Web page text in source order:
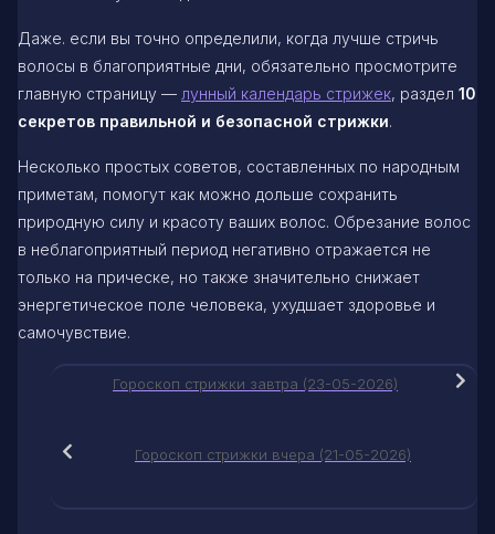
Даже. если вы точно определили, когда лучше стричь
волосы в благоприятные дни, обязательно просмотрите
главную страницу — лунный календарь стрижек, раздел 10
секретов правильной и безопасной стрижки.
Несколько простых советов, составленных по народным
приметам, помогут как можно дольше сохранить
природную силу и красоту ваших волос. Обрезание волос
в неблагоприятный период негативно отражается не
только на прическе, но также значительно снижает
энергетическое поле человека, ухудшает здоровье и
самочувствие.
Гороскоп стрижки завтра (23-05-2026)
Гороскоп стрижки вчера (21-05-2026)